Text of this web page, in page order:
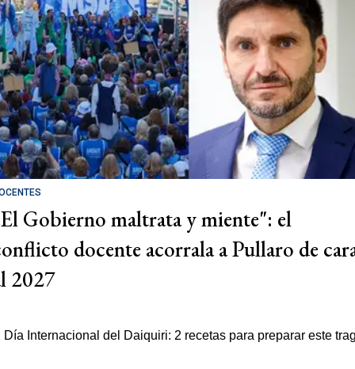
Gobierno maltrata y miente": el
docente acorrala a Pullaro de
2027